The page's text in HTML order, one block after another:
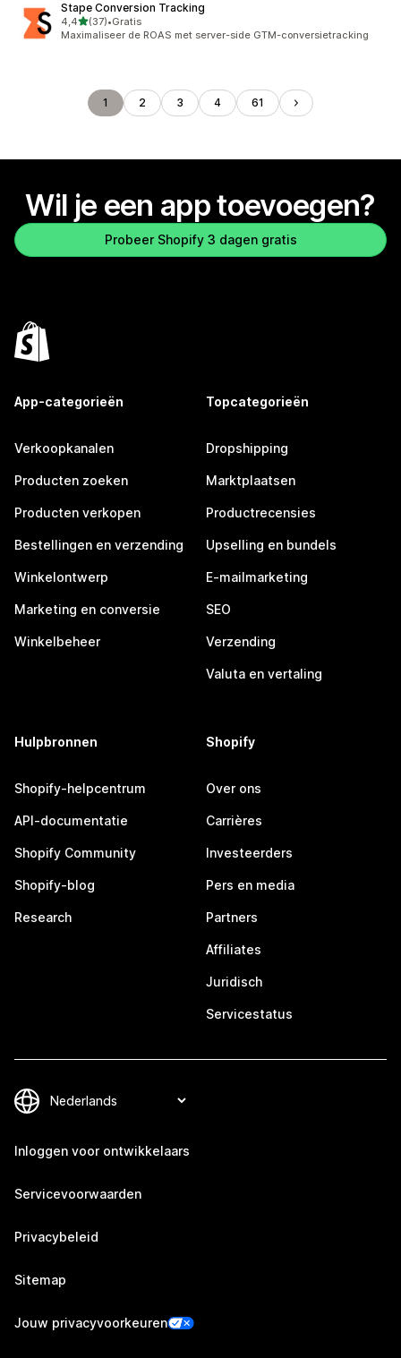
Stape Conversion Tracking
4,4van 5 sterren
(37)
37 recensies in totaal
•Gratis
Maximaliseer de ROAS met server-side GTM-conversietracking
1 2 3 4 61
Wil je een app toevoegen?
Probeer Shopify 3 dagen gratis
App-categorieën
Verkoopkanalen
Producten zoeken
Producten verkopen
Bestellingen en verzending
Winkelontwerp
Marketing en conversie
Winkelbeheer
Topcategorieën
Dropshipping
Marktplaatsen
Productrecensies
Upselling en bundels
E-mailmarketing
SEO
Verzending
Valuta en vertaling
Hulpbronnen
Shopify-helpcentrum
API-documentatie
Shopify Community
Shopify-blog
Research
Shopify
Over ons
Carrières
Investeerders
Pers en media
Partners
Affiliates
Juridisch
Servicestatus
Inloggen voor ontwikkelaars
Servicevoorwaarden
Privacybeleid
Sitemap
Jouw privacyvoorkeuren